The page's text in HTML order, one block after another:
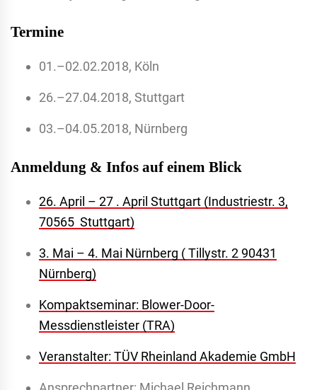
Termine
01.–02.02.2018, Köln
26.–27.04.2018, Stuttgart
03.–04.05.2018, Nürnberg
Anmeldung & Infos auf einem Blick
26. April – 27 . April Stuttgart (Industriestr. 3,
70565 Stuttgart)
3. Mai – 4. Mai Nürnberg ( Tillystr. 2 90431
Nürnberg)
Kompaktseminar: Blower-Door-
Messdienstleister (TRA)
Veranstalter: TÜV Rheinland Akademie GmbH